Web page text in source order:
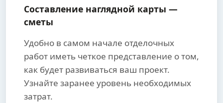
Составление наглядной карты —
сметы
Удобно в самом начале отделочных
работ иметь четкое представление о том,
как будет развиваться ваш проект.
Узнайте заранее уровень необходимых
затрат.